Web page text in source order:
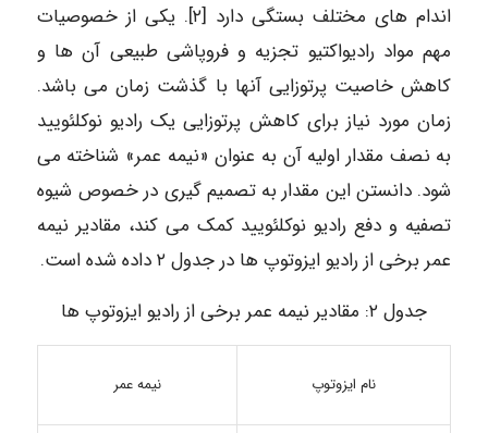
اندام های مختلف بستگی دارد [۲]. یکی از خصوصیات
مهم مواد رادیواکتیو تجزیه و فروپاشی طبیعی آن ها و
کاهش خاصیت پرتوزایی آنها با گذشت زمان می باشد.
زمان مورد نیاز برای کاهش پرتوزایی یک رادیو نوکلئویید
به نصف مقدار اولیه آن به عنوان «نیمه عمر» شناخته می
شود. دانستن این مقدار به تصمیم گیری در خصوص شیوه
تصفیه و دفع رادیو نوکلئویید کمک می کند، مقادیر نیمه
عمر برخی از رادیو ایزوتوپ ها در جدول ۲ داده شده است.
جدول ۲: مقادیر نیمه عمر برخی از رادیو ایزوتوپ ها
نام ایزوتوپ نیمه عمر